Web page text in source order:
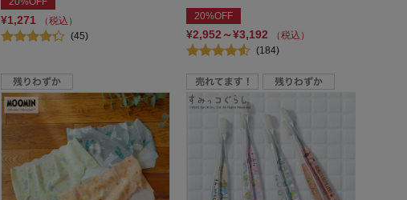
¥1,271
（税込）
(45)
20%OFF
¥2,952～¥3,192
（税込）
(184)